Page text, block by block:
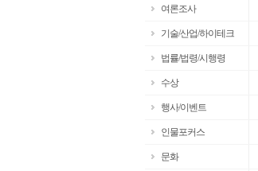
여론조사
기술/산업/하이테크
법률/법령/시행령
수상
행사/이벤트
인물포커스
문화